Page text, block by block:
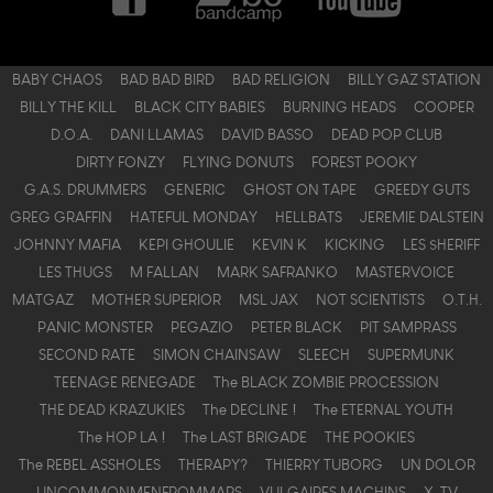
BABY CHAOS BAD BAD BIRD BAD RELIGION
BILLY GAZ STATION
BILLY THE KILL
BLACK CITY BABIES BURNING HEADS
COOPER
D.O.A.
DANI LLAMAS DAVID BASSO
DEAD POP CLUB
DIRTY FONZY
FLYING DONUTS
FOREST POOKY
G.A.S. DRUMMERS
GENERIC GHOST ON TAPE
GREEDY GUTS
GREG GRAFFIN
HATEFUL MONDAY HELLBATS
JEREMIE DALSTEIN
JOHNNY MAFIA
KEPI GHOULIE KEVIN K KICKING
LES $HERIFF
LES THUGS
M FALLAN MARK SAFRANKO
MASTERVOICE
MATGAZ
MOTHER SUPERIOR MSL JAX NOT SCIENTISTS
O.T.H.
PANIC MONSTER
PEGAZIO PETER BLACK
PIT SAMPRASS
SECOND RATE
SIMON CHAINSAW SLEECH
SUPERMUNK
TEENAGE RENEGADE
The BLACK ZOMBIE PROCESSION
THE DEAD KRAZUKIES
The DECLINE !
The ETERNAL YOUTH
The HOP LA !
The LAST BRIGADE
THE POOKIES
The REBEL ASSHOLES
THERAPY? THIERRY TUBORG
UN DOLOR